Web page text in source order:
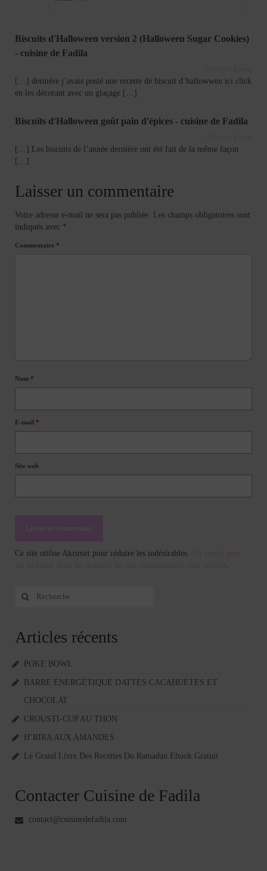
Biscuits d'Halloween version 2 (Halloween Sugar Cookies)
- cuisine de Fadila
[…] dernière j’avais posté une recette de biscuit d’hallowwen ici click
en les décorant avec un glaçage […]
Biscuits d'Halloween goût pain d'épices - cuisine de Fadila
[…] Les biscuits de l’année dernière ont été fait de la même façon
[…]
Laisser un commentaire
Votre adresse e-mail ne sera pas publiée.
Les champs obligatoires sont
indiqués avec *
Commentaire *
Nom *
E-mail *
Site web
Ce site utilise Akismet pour réduire les indésirables.
Rechercher
Articles récents
POKE BOWL
BARRE ÉNERGÉTIQUE DATTES CACAHUÈTES ET
CHOCOLAT
CROUSTI-CUP AU THON
H’RIRA AUX AMANDES
Le Grand Livre Des Recettes Du Ramadan Ebook Gratuit
Contacter Cuisine de Fadila
contact@cuisinedefadila.com